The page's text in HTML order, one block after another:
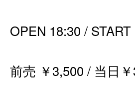
OPEN 18:30 / START
前売 ￥3,500 / 当日